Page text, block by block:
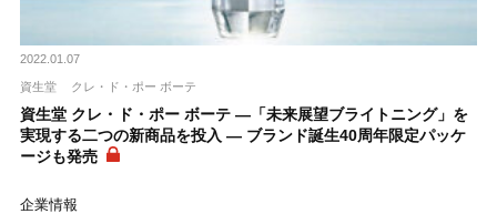
2022.01.07
資生堂 クレ・ド・ポー ボーテ
資生堂 クレ・ド・ポー ボーテ ―「未来展望ブライトニング」を
実現する二つの新商品を投入 ― ブランド誕生40周年限定パッケ
ージも発売
企業情報